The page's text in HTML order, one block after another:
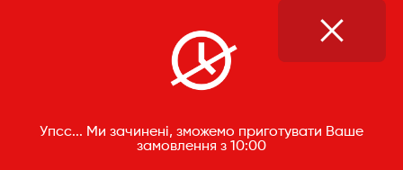
50г
Упсс... Ми зачинені, зможемо приготувати Ваше
замовлення з 10:00